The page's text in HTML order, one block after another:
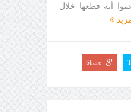
أنه قطعها خلال
Share